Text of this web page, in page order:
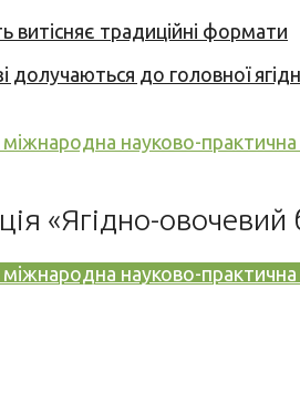
витісняє традиційні формати
долучаються до головної
міжнародна науково-
«Ягідно-
міжнародна науково-